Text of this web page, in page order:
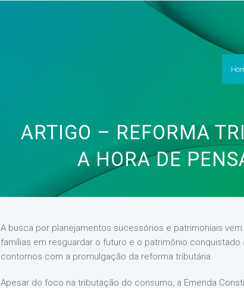
ARTIGO – REFORMA
A HORA DE
A busca por planejamentos sucessórios e patrimoniais
famílias em resguardar o futuro e o patrimônio
contornos com a promulgação da reforma tributária.
Apesar do foco na tributação do consumo, a Emenda